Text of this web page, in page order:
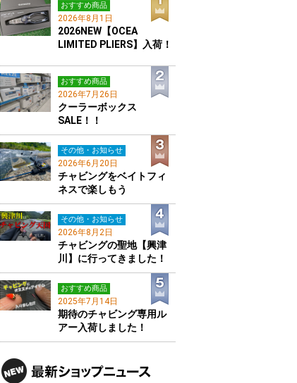
おすすめ商品
2026年8月1日
2026NEW【OCEA
LIMITED PLIERS】入荷！
おすすめ商品
2026年7月26日
クーラーボックス
SALE！！
その他・お知らせ
2026年6月20日
チャビングをベイトフィ
ネスで楽しもう
その他・お知らせ
2026年8月2日
チャビングの聖地【興津
川】に行ってきました！
おすすめ商品
2025年7月14日
期待のチャビング専用ル
アー入荷しました！